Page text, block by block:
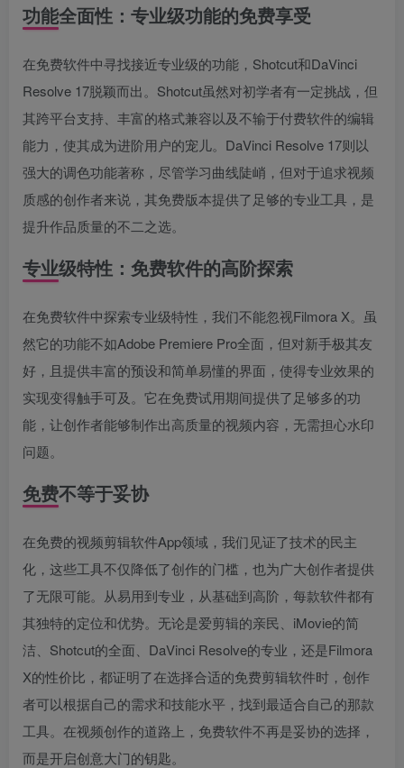
功能全面性：专业级功能的免费享受
在免费软件中寻找接近专业级的功能，Shotcut和DaVinci
Resolve 17脱颖而出。Shotcut虽然对初学者有一定挑战，但
其跨平台支持、丰富的格式兼容以及不输于付费软件的编辑
能力，使其成为进阶用户的宠儿。DaVinci Resolve 17则以
强大的调色功能著称，尽管学习曲线陡峭，但对于追求视频
质感的创作者来说，其免费版本提供了足够的专业工具，是
提升作品质量的不二之选。
专业级特性：免费软件的高阶探索
在免费软件中探索专业级特性，我们不能忽视Filmora X。虽
然它的功能不如Adobe Premiere Pro全面，但对新手极其友
好，且提供丰富的预设和简单易懂的界面，使得专业效果的
实现变得触手可及。它在免费试用期间提供了足够多的功
能，让创作者能够制作出高质量的视频内容，无需担心水印
问题。
免费不等于妥协
在免费的视频剪辑软件App领域，我们见证了技术的民主
化，这些工具不仅降低了创作的门槛，也为广大创作者提供
了无限可能。从易用到专业，从基础到高阶，每款软件都有
其独特的定位和优势。无论是爱剪辑的亲民、iMovie的简
洁、Shotcut的全面、DaVinci Resolve的专业，还是Filmora
X的性价比，都证明了在选择合适的免费剪辑软件时，创作
者可以根据自己的需求和技能水平，找到最适合自己的那款
工具。在视频创作的道路上，免费软件不再是妥协的选择，
而是开启创意大门的钥匙。